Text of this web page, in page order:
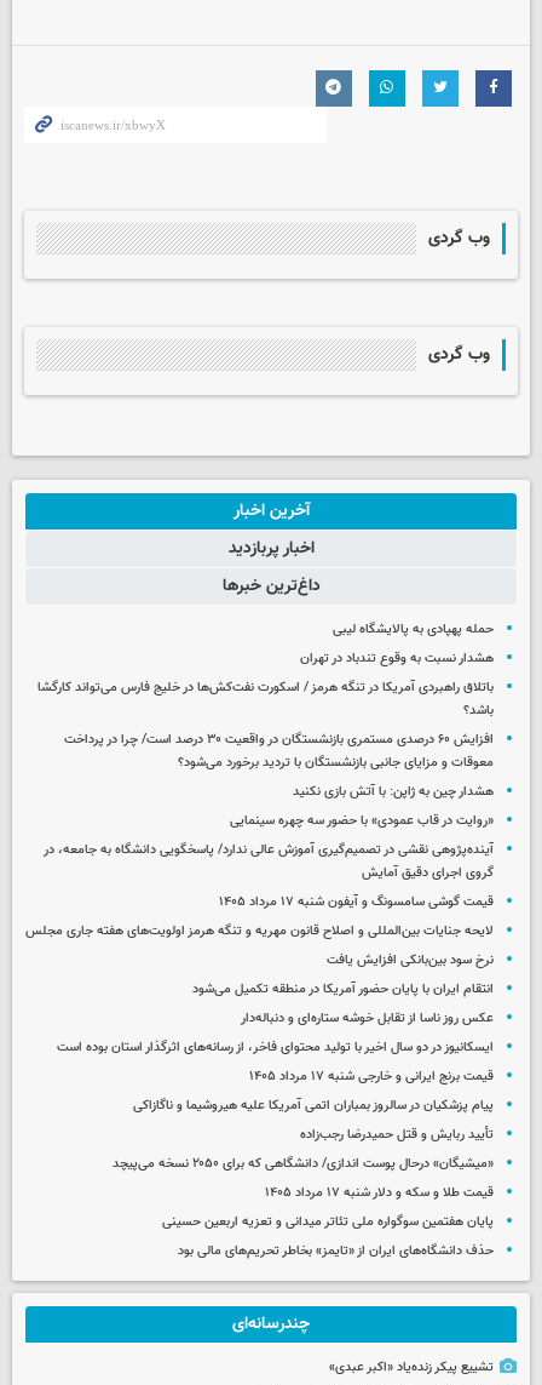
وب گردی
وب گردی
آخرین اخبار
اخبار پربازدید
داغ‌ترین خبرها
حمله پهپادی به پالایشگاه لیبی
هشدار نسبت به وقوع تندباد در تهران
باتلاق راهبردی آمریکا در تنگه هرمز / اسکورت نفت‌کش‌ها در خلیج فارس می‌تواند کارگشا
باشد؟
افزایش ۶۰ درصدی مستمری‌ بازنشستگان در واقعیت ۳۰ درصد است/ چرا در پرداخت
معوقات و مزایای جانبی بازنشستگان با تردید برخورد می‌شود؟
هشدار چین به ژاپن: با آتش بازی نکنید
«روایت در قاب عمودی» با حضور سه چهره سینمایی
آینده‌پژوهی نقشی در تصمیم‌گیری آموزش عالی ندارد/ پاسخگویی دانشگاه به جامعه، در
گروی اجرای دقیق آمایش
قیمت گوشی سامسونگ و آیفون شنبه ۱۷ مرداد ۱۴۰۵
لایحه جنایات بین‌المللی و اصلاح قانون مهریه و تنگه هرمز اولویت‌های هفته جاری مجلس
نرخ سود بین‌بانکی افزایش یافت
انتقام ایران با پایان حضور آمریکا در منطقه تکمیل می‌شود
عکس روز ناسا از تقابل خوشه ستاره‌ای و دنباله‌دار
ایسکانیوز در دو سال اخیر با تولید محتوای فاخر، از رسانه‌های اثرگذار استان بوده است
قیمت برنج ایرانی و خارجی شنبه ۱۷ مرداد ۱۴۰۵
پیام پزشکیان در سالروز بمباران اتمی آمریکا علیه هیروشیما و ناگازاکی
تأیید ربایش و قتل حمیدرضا رجب‌زاده
«میشیگان» درحال پوست اندازی/ دانشگاهی که برای ۲۰۵۰ نسخه می‌پیچد
قیمت طلا و سکه و دلار شنبه ۱۷ مرداد ۱۴۰۵
پایان هفتمین سوگواره ملی تئاتر میدانی و تعزیه اربعین حسینی
حذف دانشگاه‌های ایران از «تایمز» بخاطر تحریم‌های مالی بود
چندرسانه‌ای
تشییع پیکر زنده‌یاد «اکبر عبدی»